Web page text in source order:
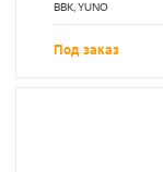
BBK, YUNO
Под заказ